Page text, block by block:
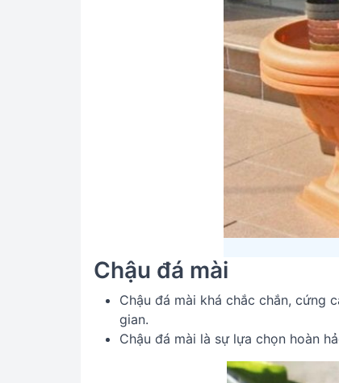
Chậu đá mài
Chậu đá mài khá chắc chắn, cứng
gian.
Chậu đá mài là sự lựa chọn hoàn